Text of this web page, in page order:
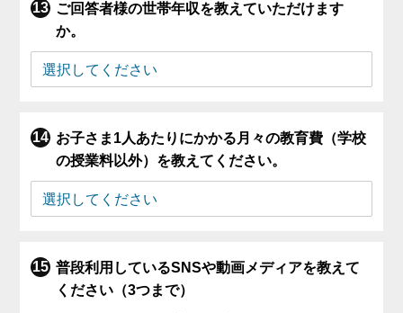
ご回答者様の世帯年収を教えていただけます
か。
お子さま1人あたりにかかる月々の教育費（学校
の授業料以外）を教えてください。
普段利用しているSNSや動画メディアを教えて
ください（3つまで）